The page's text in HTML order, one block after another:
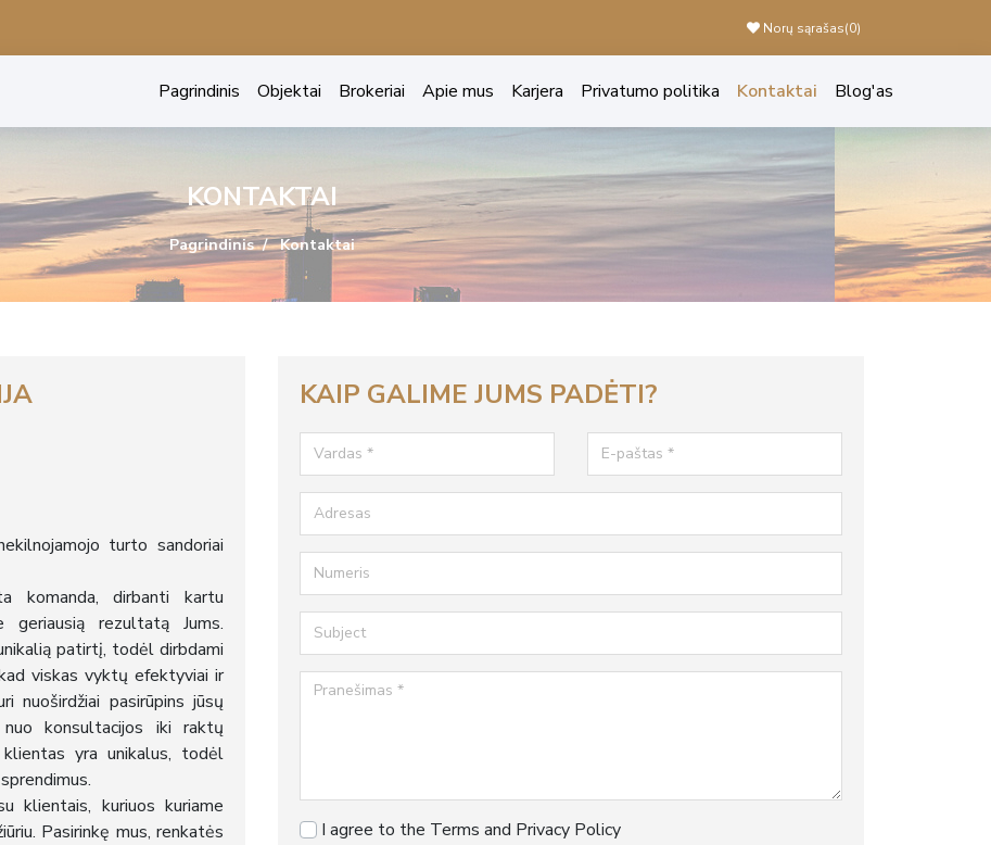
Norų sąrašas(0)
Pagrindinis Objektai Brokeriai Apie mus Karjera Privatumo politika Kontaktai Blog'as
KONTAKTAI
Pagrindinis Kontaktai
turto sandoriai
komanda, dirbanti kartu
geriausią rezultatą Jums.
patirtį, todėl dirbdami
viskas vyktų efektyviai ir
nuoširdžiai pasirūpins jūsų
konsultacijos iki raktų
klientas yra unikalus, todėl
klientais, kuriuos kuriame
Pasirinkę mus, renkatės
KAIP GALIME JUMS PADĖTI?
Vardas E-paštas
Adresas
Numeris
Subject
Turinys
I agree to the Terms and Privacy Policy